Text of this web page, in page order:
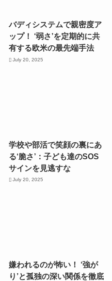
バディシステムで親密度ア
ップ！ ‘弱さ’を定期的に共
有する欧米の最先端手法
July 20, 2025
学校や部活で笑顔の裏にあ
る‘脆さ’：子ども達のSOS
サインを見逃すな
July 20, 2025
嫌われるのが怖い！ ‘強が
り’と孤独の深い関係を徹底